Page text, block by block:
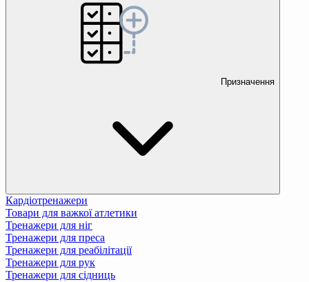
Призначення
Кардіотренажери
Товари для важкої атлетики
Тренажери для ніг
Тренажери для преса
Тренажери для реабілітації
Тренажери для рук
Тренажери для сідниць